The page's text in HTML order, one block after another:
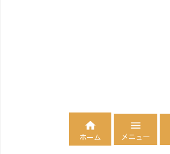

ホーム

メニュー